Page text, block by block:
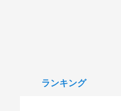
ランキング